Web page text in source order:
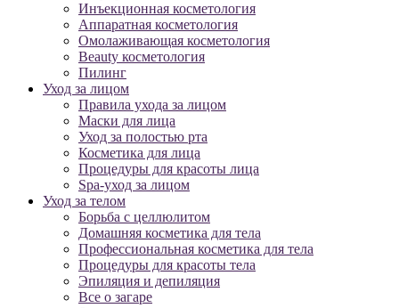
Инъекционная косметология
Аппаратная косметология
Омолаживающая косметология
Beauty косметология
Пилинг
Уход за лицом
Правила ухода за лицом
Маски для лица
Уход за полостью рта
Косметика для лица
Процедуры для красоты лица
Spa-уход за лицом
Уход за телом
Борьба с целлюлитом
Домашняя косметика для тела
Профессиональная косметика для тела
Процедуры для красоты тела
Эпиляция и депиляция
Все о загаре